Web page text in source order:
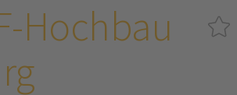
Hochbau